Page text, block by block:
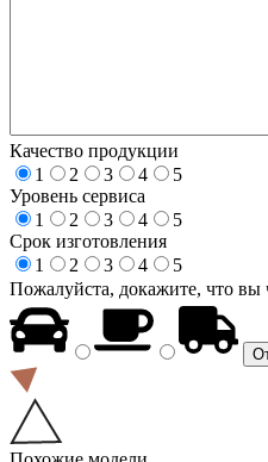
Качество продукции
1
2 3 4
5
Уровень сервиса
1
2 3 4
5
Срок изготовления
1
2 3 4
5
Пожалуйста, докажите, что вы